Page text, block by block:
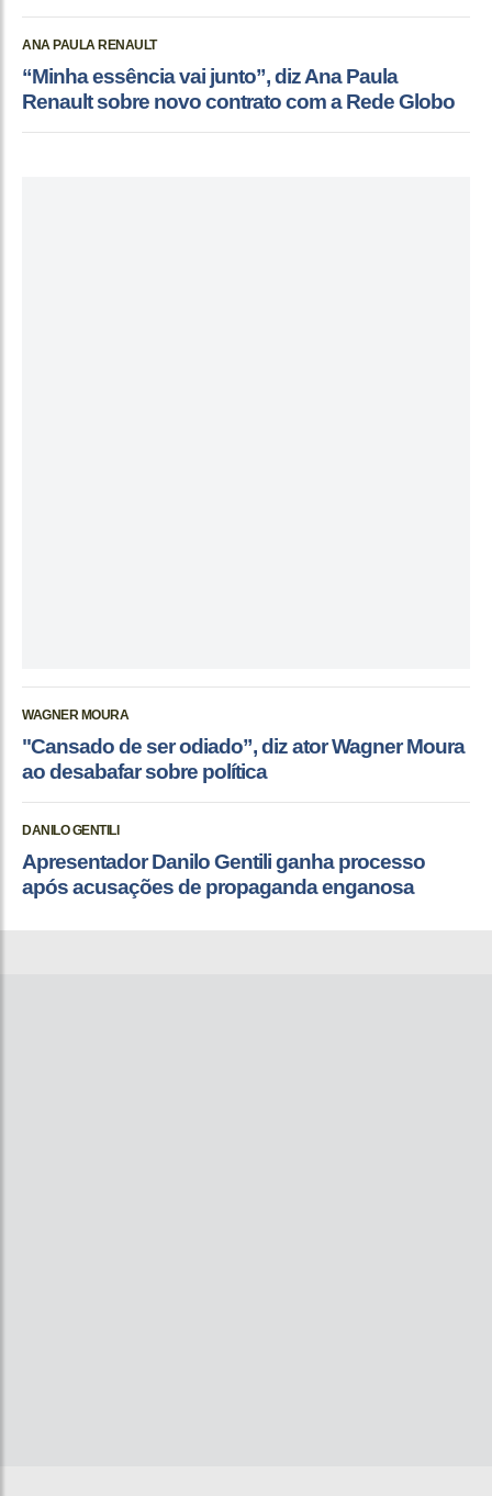
ANA PAULA RENAULT
“Minha essência vai junto”, diz Ana Paula
Renault sobre novo contrato com a Rede Globo
WAGNER MOURA
"Cansado de ser odiado”, diz ator Wagner Moura
ao desabafar sobre política
DANILO GENTILI
Apresentador Danilo Gentili ganha processo
após acusações de propaganda enganosa